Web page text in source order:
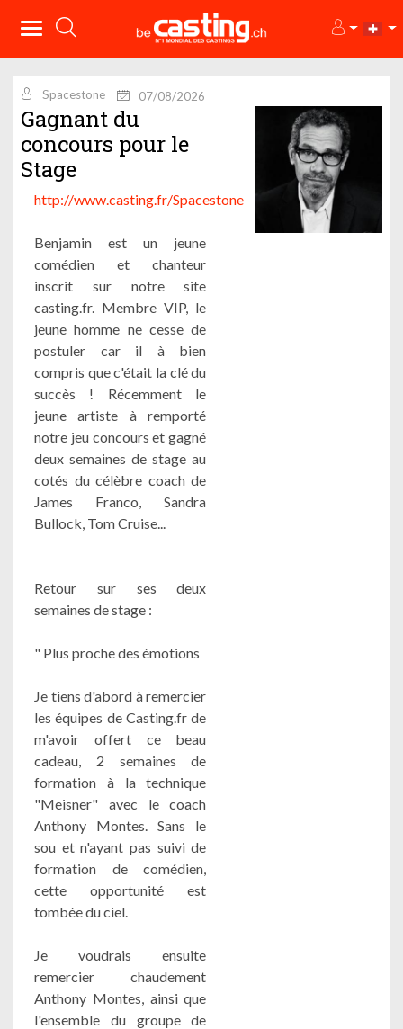
Spacestone 07/08/2026
Gagnant du
concours pour le
Stage
http://www.casting.fr/Spacestone
Benjamin est un jeune
comédien et chanteur
inscrit sur notre site
casting.fr. Membre VIP, le
jeune homme ne cesse de
postuler car il à bien
compris que c'était la clé du
succès ! Récemment le
jeune artiste à remporté
notre jeu concours et gagné
deux semaines de stage au
cotés du célèbre coach de
James Franco, Sandra
Bullock, Tom Cruise...
Retour sur ses deux
semaines de stage :
" Plus proche des émotions
Je tiens d'abord à remercier
les équipes de Casting.fr de
m'avoir offert ce beau
cadeau, 2 semaines de
formation à la technique
"Meisner" avec le coach
Anthony Montes. Sans le
sou et n'ayant pas suivi de
formation de comédien,
cette opportunité est
tombée du ciel.
Je voudrais ensuite
remercier chaudement
Anthony Montes, ainsi que
l'ensemble du groupe de